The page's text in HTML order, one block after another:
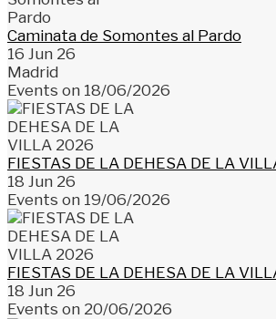
Caminata de Somontes al Pardo
16 Jun 26
Madrid
Events on 18/06/2026
FIESTAS DE LA DEHESA DE LA
18 Jun 26
Events on 19/06/2026
FIESTAS DE LA DEHESA DE LA
18 Jun 26
Events on 20/06/2026